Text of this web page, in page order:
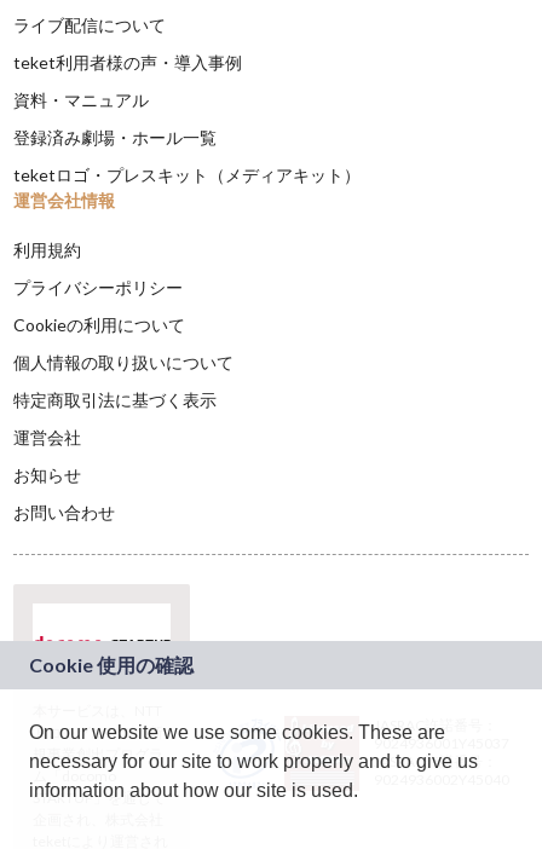
ライブ配信について
teket利用者様の声・導入事例
資料・マニュアル
登録済み劇場・ホール一覧
teketロゴ・プレスキット（メディアキット）
運営会社情報
利用規約
プライバシーポリシー
Cookieの利用について
個人情報の取り扱いについて
特定商取引法に基づく表示
運営会社
お知らせ
お問い合わせ
ドコモグループの新
規事業創出プログラ
ム「docomo
STARTUP」を通じて
JASRAC許諾番号：
9024936001Y45037
JASRAC許諾番号：
On our website we use some cookies. These are
necessary for our site to work properly and to give us
information about how our site is used.